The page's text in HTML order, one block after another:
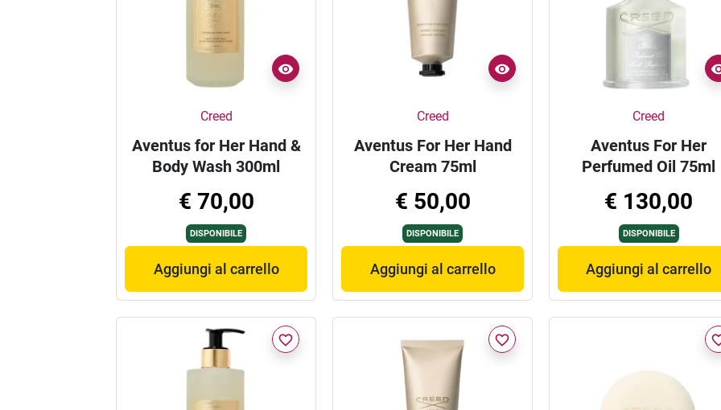
Creed
Aventus for Her Hand &
Body Wash 300ml
€ 70,00
DISPONIBILE
Aggiungi al carrello
Creed
Aventus For Her Hand
Cream 75ml
€ 50,00
DISPONIBILE
Aggiungi al carrello
Creed
Aventus For Her
Perfumed Oil 75ml
€ 130,00
DISPONIBILE
Aggiungi al carrello
favorite_border favorite_border